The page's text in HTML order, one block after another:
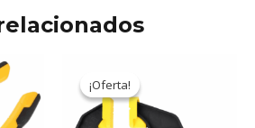
¡Oferta!
¡Oferta!was:
35.342ARS.